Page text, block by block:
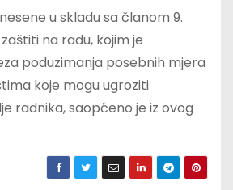
u skladu sa članom 9.
na radu, kojim je
poduzimanja posebnih mjera
koje mogu ugroziti
radnika, saopćeno je iz ovog